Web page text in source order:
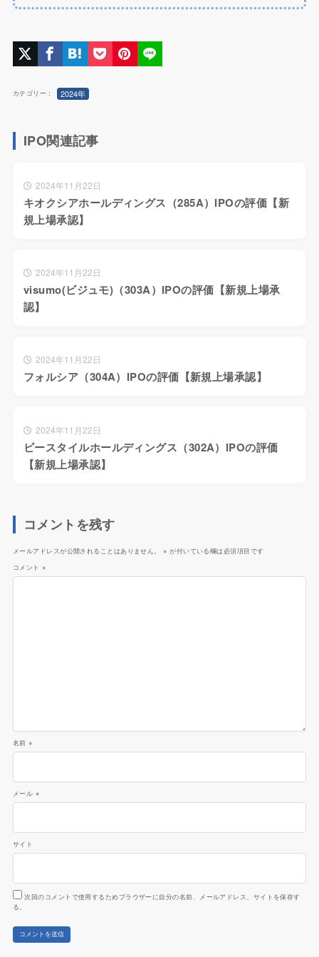
カテゴリー： 2024年
IPO関連記事
2024年11月22日
キオクシアホールディングス（285A）IPOの評価【新
規上場承認】
2024年11月22日
visumo(ビジュモ)（303A）IPOの評価【新規上場承
認】
2024年11月22日
フォルシア（304A）IPOの評価【新規上場承認】
2024年11月22日
ビースタイルホールディングス（302A）IPOの評価
【新規上場承認】
コメントを残す
メールアドレスが公開されることはありません。 ※ が付いている欄は必須項目です
コメント※
名前※
メール ※
サイト
次回のコメントで使用するためブラウザーに自分の名前、メールアドレス、サイトを保存す
る。